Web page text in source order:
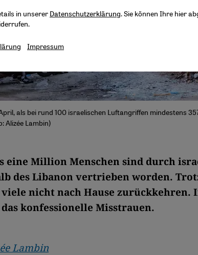
als bei rund 100 israelischen Luftangriffen mindestens
Alizée Lambin)
eine Million Menschen sind durch
des Libanon vertrieben worden.
nicht nach Hause zurückkehren.
konfessionelle Misstrauen.
Lambin
in unserer Datenschutzerklärung. Sie können Ihre hier
Impressum